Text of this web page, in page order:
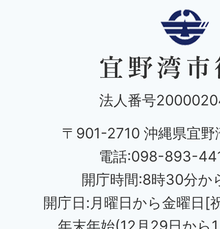
法人番号
〒901-2710 沖縄県宜野
電話:098-893-
開庁時間:8時30分か
開庁日:月曜日から金曜日[